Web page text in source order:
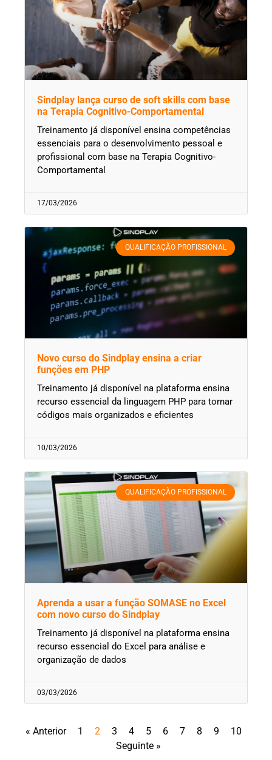
Sindplay lança curso de soft skills com base
na Terapia Cognitivo-Comportamental
Treinamento já disponível ensina competências
essenciais para o desenvolvimento pessoal e
profissional com base na Terapia Cognitivo-
Comportamental
17/03/2026
QUALIFICAÇÃO PROFISSIONAL
Novo curso do Sindplay ensina a criar
funções em PHP
Treinamento já disponível na plataforma ensina
recurso essencial da linguagem PHP para tornar
códigos mais organizados e eficientes
10/03/2026
QUALIFICAÇÃO PROFISSIONAL
Aprenda a usar a função SOMASE no Excel
com novo curso do Sindplay
Treinamento já disponível na plataforma ensina
recurso essencial do Excel para análise e
organização de dados
03/03/2026
« Anterior 1 2 3 4 5 6 7 8 9
10
Seguinte »